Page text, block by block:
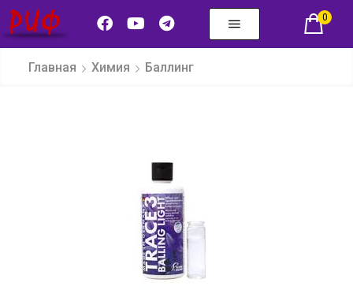
0
Главная Химия Баллинг